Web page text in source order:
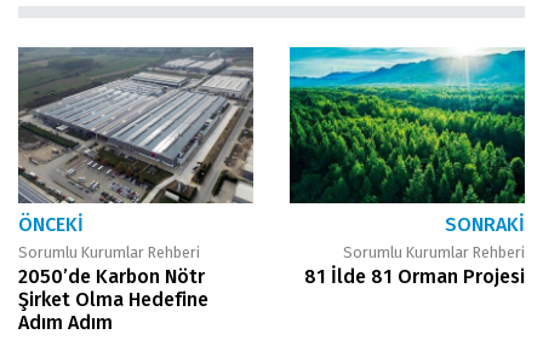
ÖNCEKI
Sorumlu Kurumlar Rehberi
2050’de Karbon Nötr
Şirket Olma Hedefine
Adım Adım
SONRAKI
Sorumlu Kurumlar Rehberi
81 İlde 81 Orman Projesi